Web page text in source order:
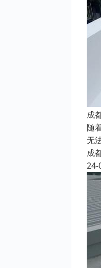
成
随
无
成
24-